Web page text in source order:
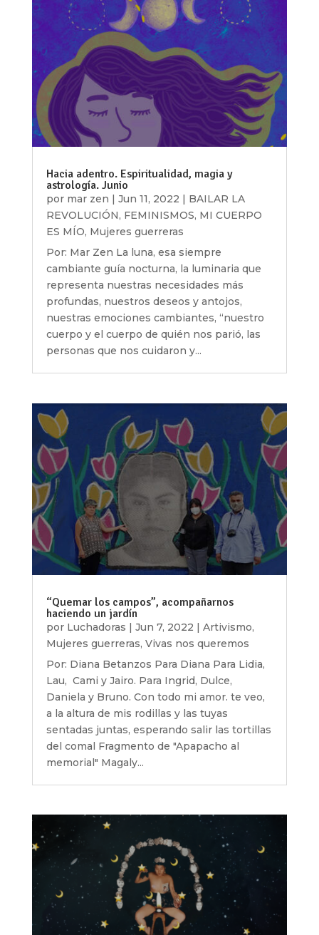
Hacia adentro. Espiritualidad, magia y
astrología. Junio
por mar zen Jun 11, 2022
BAILAR LA
REVOLUCIÓN, FEMINISMOS, MI CUERPO
ES MÍO, Mujeres guerreras
Por: Mar Zen La luna, esa siempre
cambiante guía nocturna, la luminaria que
representa nuestras necesidades más
profundas, nuestros deseos y antojos,
nuestras emociones cambiantes, “nuestro
cuerpo y el cuerpo de quién nos parió, las
personas que nos cuidaron y...
“Quemar los campos”, acompañarnos
haciendo un jardín
por Luchadoras | Jun 7, 2022 | Artivismo,
Mujeres guerreras, Vivas nos queremos
Por: Diana Betanzos Para Diana Para Lidia,
Lau, Cami y Jairo. Para Ingrid, Dulce,
Daniela y Bruno. Con todo mi amor. te veo,
a la altura de mis rodillas y las tuyas
sentadas juntas, esperando salir las tortillas
del comal Fragmento de "Apapacho al
memorial" Magaly...